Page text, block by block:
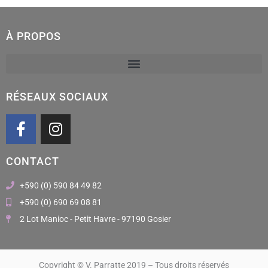
À PROPOS
RÉSEAUX SOCIAUX
F
a
e
b
o
o
k
I
n
t
a
g
r
a
CONTACT
+590 (0) 590 84 49 82
+590 (0) 690 69 08 81
2 Lot Manioc - Petit Havre - 97190 Gosier
Copyright © V. Parratte 2019 – Tous droits réservés